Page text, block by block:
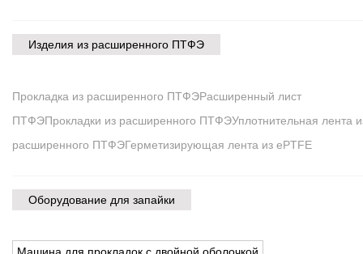
Изделия из расширенного ПТФЭ
Прокладка из расширенного ПТФЭРасширенный лист
ПТФЭПрокладки из расширенного ПТФЭУплотнительная лента
расширенного ПТФЭГерметизирующая лента из ePTFE
Оборудование для запайки